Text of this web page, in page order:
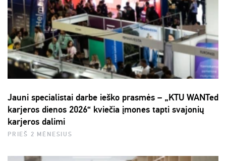
Jauni specialistai darbe ieško prasmės – „KTU WANTed
karjeros dienos 2026“ kviečia įmones tapti svajonių
karjeros dalimi
PRIEŠ 2 MĖNESIUS